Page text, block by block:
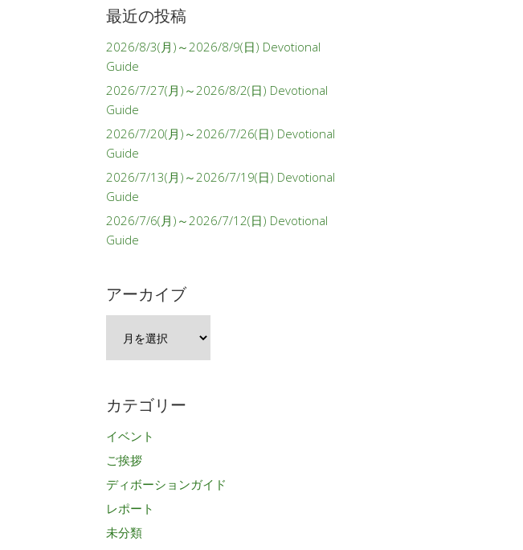
最近の投稿
2026/8/3(月)～2026/8/9(日) Devotional
Guide
2026/7/27(月)～2026/8/2(日) Devotional
Guide
2026/7/20(月)～2026/7/26(日) Devotional
Guide
2026/7/13(月)～2026/7/19(日) Devotional
Guide
2026/7/6(月)～2026/7/12(日) Devotional
Guide
アーカイブ
カ
ブ
カテゴリー
イベント
ご挨拶
ディボーションガイド
レポート
未分類